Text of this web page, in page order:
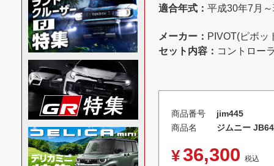
適合年式： 平成30年7月
メーカー： PIVOT(ピボッ
セット内容： コントロー
商品番号
jim445
商品名
ジムニー
¥36,300 税込